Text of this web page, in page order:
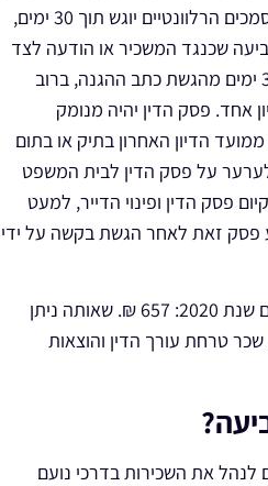
(השוכר) יכיל בתוכו את כלל המסמכים הרלוונטיים יוגש תוך 30 ימים,
שכנגד המשכיר או הודעה לצד
ג'. בית המשפט יקבע דיון תוך 30 ימים מהגשת כתב ההגנה, ברוב
אחד. פסק הדין יהיה מנומק
ויינתן בתוך 14 ימים ממועד הדיון האחרון בתיק או בתום
לערער על פסק הדין לבית המשפט
פסק הדין ופינוי הדייר, למעט
פסק זאת לאחר הגשת בקשה על ידי
2020
: 657 ₪. שאותה ניתן
טרחת עורך הדין והוצאות
לנהל את השכירות בדרכי נועם